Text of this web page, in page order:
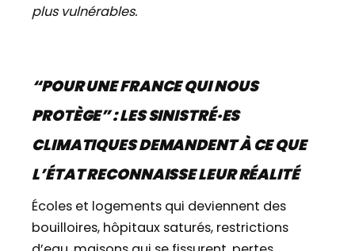
plus vulnérables.
“POUR UNE FRANCE QUI NOUS
PROTÈGE” : LES SINISTRÉ·ES
CLIMATIQUES DEMANDENT À CE QUE
L’ÉTAT RECONNAISSE LEUR RÉALITÉ
Écoles et logements qui deviennent des
bouilloires, hôpitaux saturés, restrictions